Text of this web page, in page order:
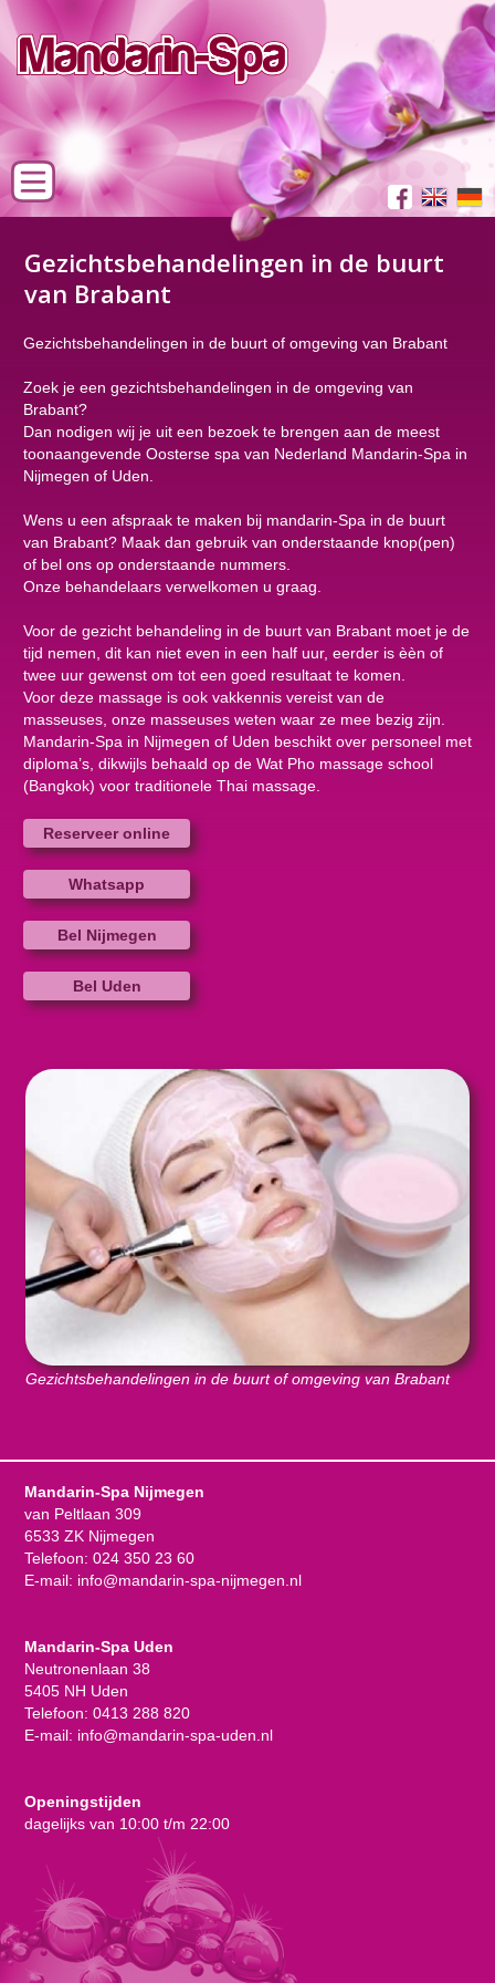
Gezichtsbehandelingen in de buurt
van Brabant
Gezichtsbehandelingen in de buurt of omgeving van Brabant
Zoek je een gezichtsbehandelingen in de omgeving van
Brabant?
Dan nodigen wij je uit een bezoek te brengen aan de meest
toonaangevende Oosterse spa van Nederland Mandarin-Spa in
Nijmegen of Uden.
Wens u een afspraak te maken bij mandarin-Spa in de buurt
van Brabant? Maak dan gebruik van onderstaande knop(pen)
of bel ons op onderstaande nummers.
Onze behandelaars verwelkomen u graag.
Voor de gezicht behandeling in de buurt van Brabant moet je de
tijd nemen, dit kan niet even in een half uur, eerder is èèn of
twee uur gewenst om tot een goed resultaat te komen.
Voor deze massage is ook vakkennis vereist van de
masseuses, onze masseuses weten waar ze mee bezig zijn.
Mandarin-Spa in Nijmegen of Uden beschikt over personeel met
diploma’s, dikwijls behaald op de Wat Pho massage school
(Bangkok) voor traditionele Thai massage.
Reserveer online
Whatsapp
Bel Nijmegen
Bel Uden
Gezichtsbehandelingen in de buurt of omgeving van Brabant
Mandarin-Spa Nijmegen
van Peltlaan 309
6533 ZK Nijmegen
Telefoon: 024 350 23 60
E-mail: info@mandarin-spa-nijmegen.nl
Mandarin-Spa Uden
Neutronenlaan 38
5405 NH Uden
Telefoon: 0413 288 820
E-mail: info@mandarin-spa-uden.nl
Openingstijden
dagelijks van 10:00 t/m 22:00